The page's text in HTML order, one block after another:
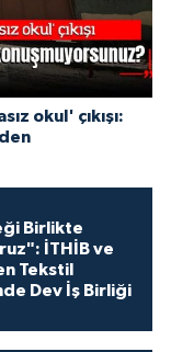
okul' çıkışı:
Birlikte
İTHİB ve
Tekstil
Dev İş Birliği